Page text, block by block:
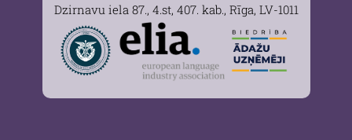
Dzirnavu iela 87., 4.st, 407. kab., Rīga, LV-1011